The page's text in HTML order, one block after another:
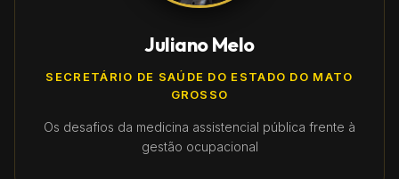
Juliano Melo
SECRETÁRIO DE SAÚDE DO ESTADO DO MATO
GROSSO
Os desafios da medicina assistencial pública frente à
gestão ocupacional